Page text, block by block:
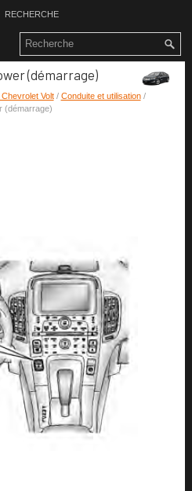
RECHERCHE
(démarrage)
Volt/ Conduite et utilisation/
(démarrage)